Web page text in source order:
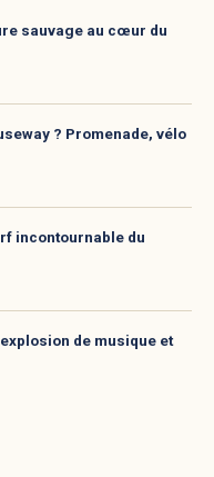
sauvage au cœur du
? Promenade, vélo
incontournable du
de musique et